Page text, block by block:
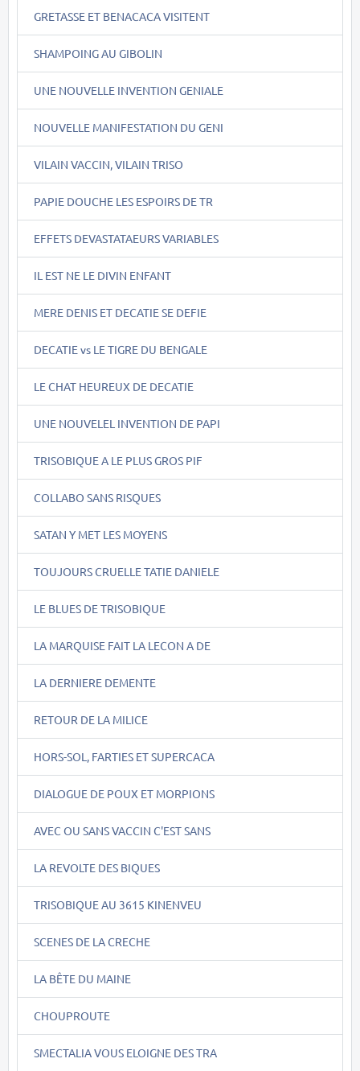
GRETASSE ET BENACACA VISITENT
SHAMPOING AU GIBOLIN
UNE NOUVELLE INVENTION GENIALE
NOUVELLE MANIFESTATION DU GENI
VILAIN VACCIN, VILAIN TRISO
PAPIE DOUCHE LES ESPOIRS DE TR
EFFETS DEVASTATAEURS VARIABLES
IL EST NE LE DIVIN ENFANT
MERE DENIS ET DECATIE SE DEFIE
DECATIE vs LE TIGRE DU BENGALE
LE CHAT HEUREUX DE DECATIE
UNE NOUVELEL INVENTION DE PAPI
TRISOBIQUE A LE PLUS GROS PIF
COLLABO SANS RISQUES
SATAN Y MET LES MOYENS
TOUJOURS CRUELLE TATIE DANIELE
LE BLUES DE TRISOBIQUE
LA MARQUISE FAIT LA LECON A DE
LA DERNIERE DEMENTE
RETOUR DE LA MILICE
HORS-SOL, FARTIES ET SUPERCACA
DIALOGUE DE POUX ET MORPIONS
AVEC OU SANS VACCIN C'EST SANS
LA REVOLTE DES BIQUES
TRISOBIQUE AU 3615 KINENVEU
SCENES DE LA CRECHE
LA BÊTE DU MAINE
CHOUPROUTE
SMECTALIA VOUS ELOIGNE DES TRA